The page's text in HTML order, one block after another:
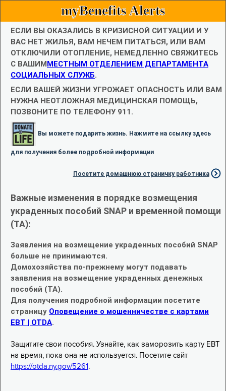
myBenefits Alerts
ЕСЛИ ВЫ ОКАЗАЛИСЬ В КРИЗИСНОЙ СИТУАЦИИ И У
ВАС НЕТ ЖИЛЬЯ, ВАМ НЕЧЕМ ПИТАТЬСЯ, ИЛИ ВАМ
ОТКЛЮЧИЛИ ОТОПЛЕНИЕ, НЕМЕДЛЕННО СВЯЖИТЕСЬ
С ВАШИММЕСТНЫМ ОТДЕЛЕНИЕМ ДЕПАРТАМЕНТА
СОЦИАЛЬНЫХ СЛУЖБ.
ЕСЛИ ВАШЕЙ ЖИЗНИ УГРОЖАЕТ ОПАСНОСТЬ ИЛИ ВАМ
НУЖНА НЕОТЛОЖНАЯ МЕДИЦИНСКАЯ ПОМОЩЬ,
ПОЗВОНИТЕ ПО ТЕЛЕФОНУ 911.
Вы можете подарить жизнь. Нажмите на ссылку здесь
для получения более подробной информации
Посетите домашнюю страничку работника
Важные изменения в порядке возмещения
украденных пособий SNAP и временной помощи
(TA):
Заявления на возмещение украденных пособий SNAP
больше не принимаются.
Домохозяйства по-прежнему могут подавать
заявления на возмещение украденных денежных
пособий (TA).
Для получения подробной информации посетите
страницу Оповещение о мошенничестве с картами
EBT | OTDA.
Защитите свои пособия. Узнайте, как заморозить карту EBT
на время, пока она не используется. Посетите сайт
https://otda.ny.gov/5261 .